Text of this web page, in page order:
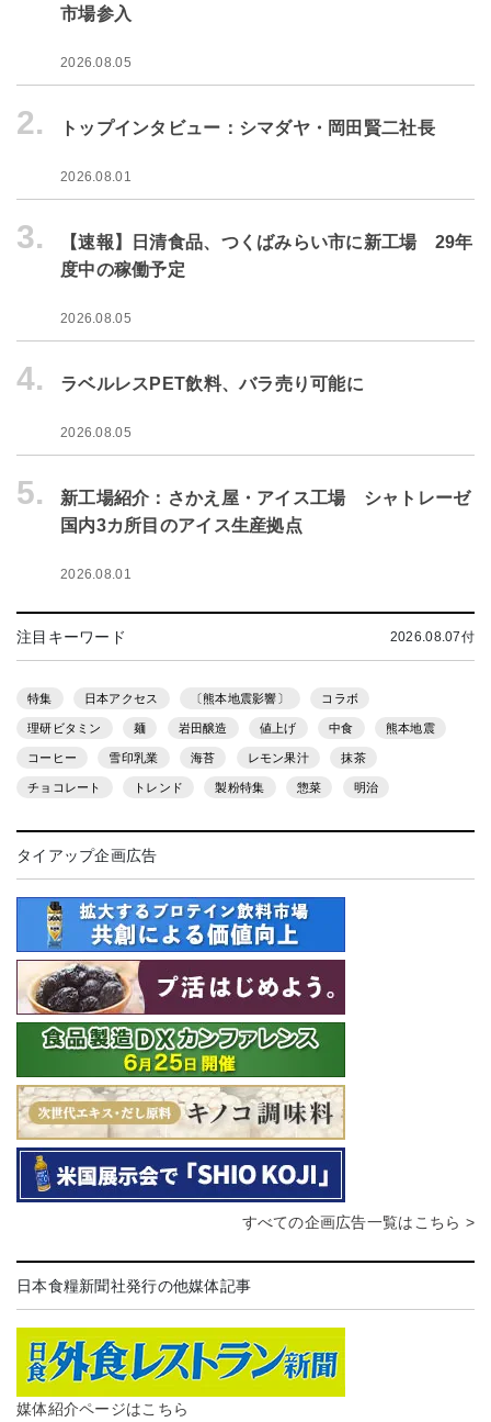
市場参入
2026.08.05
2. トップインタビュー：シマダヤ・岡田賢二社長
2026.08.01
3.
【速報】日清食品、つくばみらい市に新工場 29年
度中の稼働予定
2026.08.05
4. ラベルレスPET飲料、バラ売り可能に
2026.08.05
5.
新工場紹介：さかえ屋・アイス工場 シャトレーゼ
国内3カ所目のアイス生産拠点
2026.08.01
注目キーワード 2026.08.07付
特集 日本アクセス 〔熊本地震影響〕 コラボ
理研ビタミン 麺 岩田醸造 値上げ 中食 熊本地震
コーヒー 雪印乳業 海苔 レモン果汁 抹茶
チョコレート トレンド 製粉特集 惣菜 明治
タイアップ企画広告
すべての企画広告一覧はこちら >
日本食糧新聞社発行の他媒体記事
媒体紹介ページはこちら